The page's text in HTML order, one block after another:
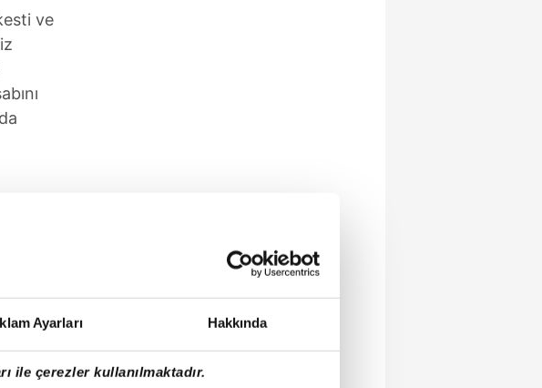
Ayarları Hakkında
ile çerezler kullanılmaktadır.
ve